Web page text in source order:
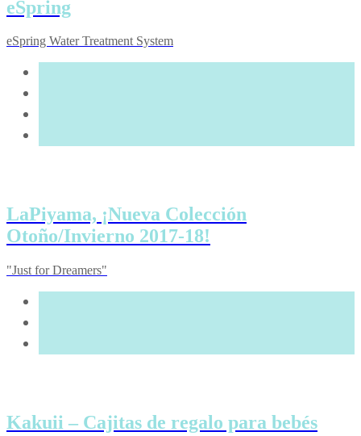
eSpring
eSpring Water Treatment System
LaPiyama, ¡Nueva Colección
Otoño/Invierno 2017-18!
"Just for Dreamers"
Kakuii – Cajitas de regalo para bebés